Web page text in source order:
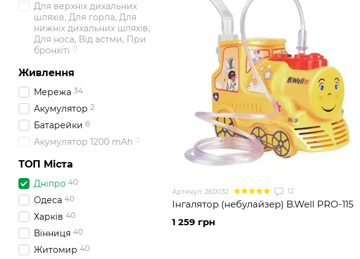
Артикул: 260032 12
Інгалятор (небулайзер) B.Well PRO-115
1 259 грн
Для верхніх дихальних
шляхів, Для горла, Для
нижніх дихальних шляхів,
Для носа, Від астми, При
бронхіті 0
Живлення
Мережа 34
Акумулятор 2
Батарейки 6
Акумулятор 1200 mAh 0
ТОП Міста
Дніпро 40
Одеса 40
Харків 40
Вінниця 40
Житомир 40